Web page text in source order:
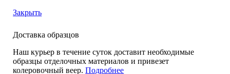
Закрыть
Доставка образцов
Наш курьер в течение суток доставит необходимые
образцы отделочных материалов и привезет
колеровочный веер.Подробнее